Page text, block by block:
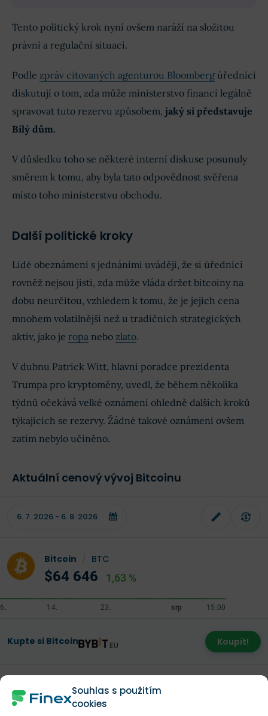
Souhlas s použitím
cookies
Tento politický krok nyní ovšem naráží na složitou
právní a regulační situaci.
Podle zpráv citovaných agenturou Bloomberg úředníci
diskutují o tom, zda může ministerstvo financí legálně
spravovat tuto rezervu způsobem, jaký si představuje
Bílý dům.
V důsledku toho se některé interní diskuse posunuly
směrem k tomu, aby byla tato odpovědnost svěřena
místo toho ministerstvu obchodu.
Další politické kroky
Lidé obeznámení s jednáními uvádějí, že si úředníci
rovněž nejsou jisti, zda může vláda držet bitcoiny na
dobu neurčitou, vzhledem k tomu, že je jejich cena
mnohem volatilnější než u tradičních strategických
aktiv, jako je ropa nebo zlato.
V dubnu Patrick Witt, hlavní poradce prezidenta
Trumpa pro kryptoměny, uvedl, že během několika
týdnů očekává velké oznámení ohledně dalších kroků
týkajících se rezervy. Žádné takové oznámení ovšem
zatím nebylo učiněno.
Aktuální cenový vývoj Bitcoinu
Bitcoin BTC
$64 646 1,63 %
Kupte si Bitcoin Koupit!
Ministerstvo obchodu i ministerstvo financí se odmítly